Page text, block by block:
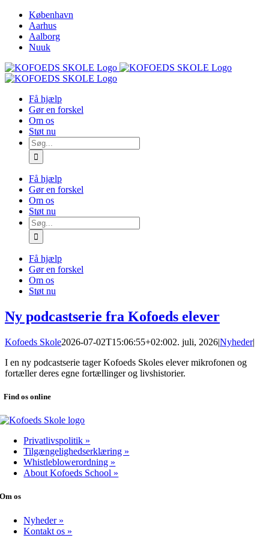
Skip
content
København
Aarhus
Aalborg
Nuuk
Få hjælp
Gør en forskel
Om os
Støt nu
Søg
efter:
Få hjælp
Gør en forskel
Om os
Støt nu
Søg
efter:
Få hjælp
Gør en forskel
Om os
Støt nu
Ny podcastserie fra Kofoeds elever
Kofoeds Skole2026-07-02T15:06:55+02:002. juli, 2026|Nyheder|
I en ny podcastserie tager Kofoeds Skoles elever mikrofonen og
fortæller deres egne fortællinger og livshistorier.
Find os online
Privatlivspolitik »
Tilgængelighedserklæring »
Whistleblowerordning »
About Kofoeds School »
Om os
Nyheder »
Kontakt os »